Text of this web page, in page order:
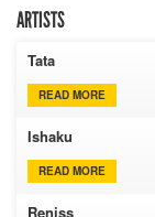
ARTISTS
Tata
READ MORE
Ishaku
READ MORE
Reniss